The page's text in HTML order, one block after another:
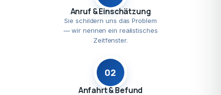
Anruf & Einschätzung
Sie schildern uns das Problem
— wir nennen ein realistisches
Zeitfenster.
02
Anfahrt & Befund